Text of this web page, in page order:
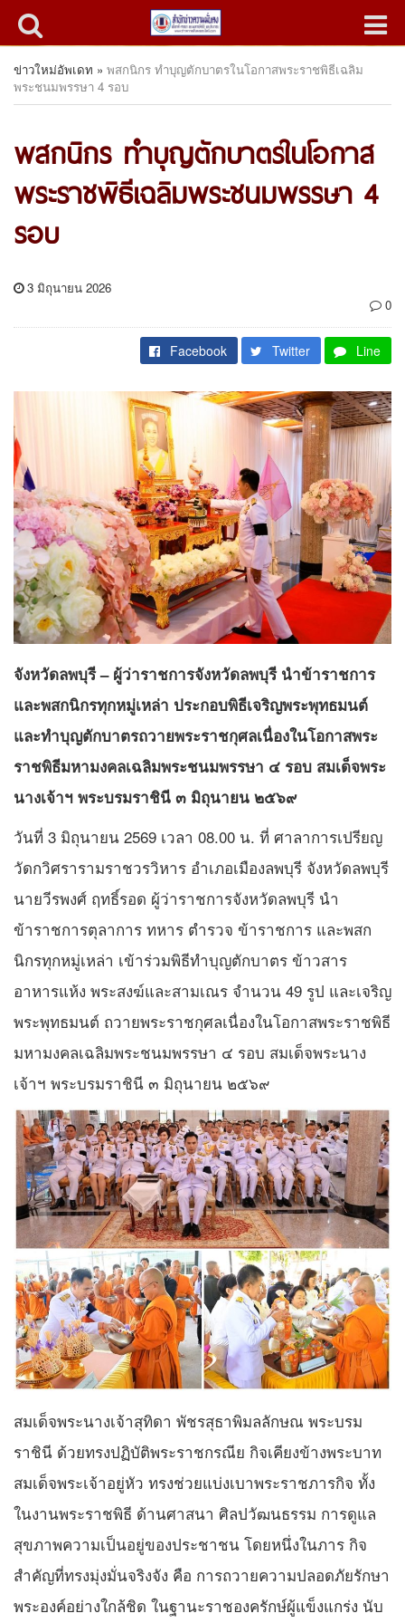
ข่าวใหม่อัพเดท » พสกนิกร ทำบุญตักบาตรในโอกาสพระราชพิธีเฉลิม
พระชนมพรรษา 4 รอบ
พสกนิกร ทำบุญตักบาตรในโอกาส
พระราชพิธีเฉลิมพระชนมพรรษา 4
รอบ
3 มิถุนายน 2026
0
Facebook Twitter Line
จังหวัดลพบุรี – ผู้ว่าราชการจังหวัดลพบุรี นำข้าราชการ
และพสกนิกรทุกหมู่เหล่า ประกอบพิธีเจริญพระพุทธมนต์
และทำบุญตักบาตรถวายพระราชกุศลเนื่องในโอกาสพระ
ราชพิธีมหามงคลเฉลิมพระชนมพรรษา ๔ รอบ สมเด็จพระ
นางเจ้าฯ พระบรมราชินี ๓ มิถุนายน ๒๕๖๙
วันที่ 3 มิถุนายน 2569 เวลา 08.00 น. ที่ ศาลาการเปรียญ
วัดกวิศรารามราชวรวิหาร อำเภอเมืองลพบุรี จังหวัดลพบุรี
นายวีรพงศ์ ฤทธิ์รอด ผู้ว่าราชการจังหวัดลพบุรี นำ
ข้าราชการตุลาการ ทหาร ตำรวจ ข้าราชการ และพสก
นิกรทุกหมู่เหล่า เข้าร่วมพิธีทำบุญตักบาตร ข้าวสาร
อาหารแห้ง พระสงฆ์และสามเณร จำนวน 49 รูป และเจริญ
พระพุทธมนต์ ถวายพระราชกุศลเนื่องในโอกาสพระราชพิธี
มหามงคลเฉลิมพระชนมพรรษา ๔ รอบ สมเด็จพระนาง
เจ้าฯ พระบรมราชินี ๓ มิถุนายน ๒๕๖๙
สมเด็จพระนางเจ้าสุทิดา พัชรสุธาพิมลลักษณ พระบรม
ราชินี ด้วยทรงปฏิบัติพระราชกรณีย กิจเคียงข้างพระบาท
สมเด็จพระเจ้าอยู่หัว ทรงช่วยแบ่งเบาพระราชภารกิจ ทั้ง
ในงานพระราชพิธี ด้านศาสนา ศิลปวัฒนธรรม การดูแล
สุขภาพความเป็นอยู่ของประชาชน โดยหนึ่งในภาร กิจ
สำคัญที่ทรงมุ่งมั่นจริงจัง คือ การถวายความปลอดภัยรักษา
พระองค์อย่างใกล้ชิด ในฐานะราชองครักษ์ผู้แข็งแกร่ง นับ